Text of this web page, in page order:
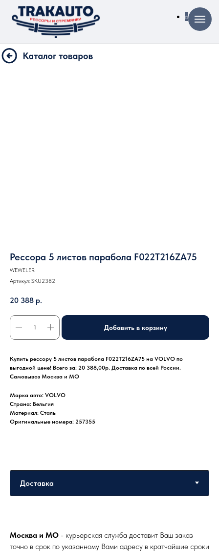
Рессора 5 листов парабола F022T216ZA75
WEWELER
Артикул: SKU2382
20 388 р.
Добавить в корзину
Купить рессору 5 листов парабола F022T216ZA75 на VOLVO по
выгодной цене! Всего за: 20 388,00р. Доставка по всей России.
Самовывоз Москва и МО
Марка авто: VOLVO
Страна: Бельгия
Материал: Сталь
Оригинальные номера: 257355
Москва и МО - курьерская служба доставит Ваш заказ
точно в срок по указанному Вами адресу в кратчайшие сроки